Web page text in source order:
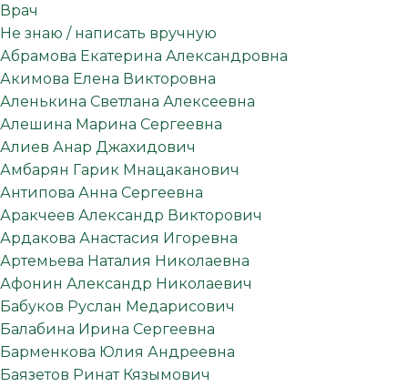
Врач
Не знаю / написать вручную
Абрамова Екатерина Александровна
Акимова Елена Викторовна
Аленькина Светлана Алексеевна
Алешина Марина Сергеевна
Алиев Анар Джахидович
Амбарян Гарик Мнацаканович
Антипова Анна Сергеевна
Аракчеев Александр Викторович
Ардакова Анастасия Игоревна
Артемьева Наталия Николаевна
Афонин Александр Николаевич
Бабуков Руслан Медарисович
Балабина Ирина Сергеевна
Барменкова Юлия Андреевна
Баязетов Ринат Кязымович